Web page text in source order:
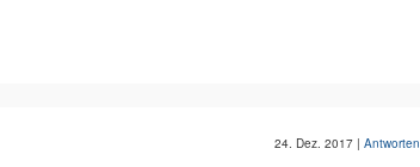
24. Dez. 2017 | Antworten